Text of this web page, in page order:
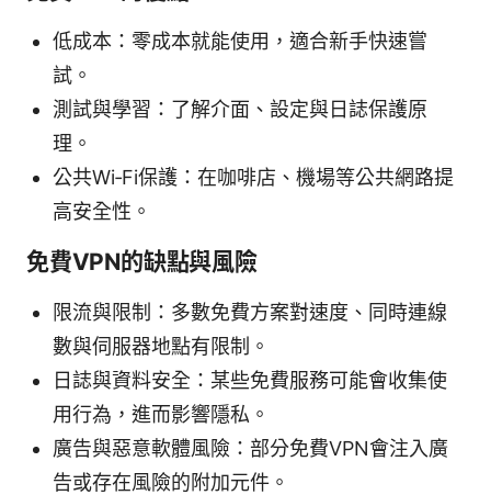
低成本：零成本就能使用，適合新手快速嘗
試。
測試與學習：了解介面、設定與日誌保護原
理。
公共Wi‑Fi保護：在咖啡店、機場等公共網路提
高安全性。
免費VPN的缺點與風險
限流與限制：多數免費方案對速度、同時連線
數與伺服器地點有限制。
日誌與資料安全：某些免費服務可能會收集使
用行為，進而影響隱私。
廣告與惡意軟體風險：部分免費VPN會注入廣
告或存在風險的附加元件。